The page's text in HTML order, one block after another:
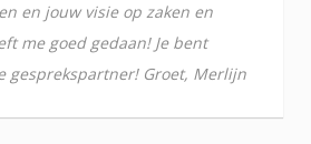
en jouw visie op zaken en
me goed gedaan! Je bent
gesprekspartner! Groet, Merlijn